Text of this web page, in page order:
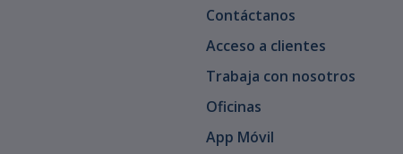
Contáctanos
Acceso a clientes
Trabaja con nosotros
Oficinas
App Móvil